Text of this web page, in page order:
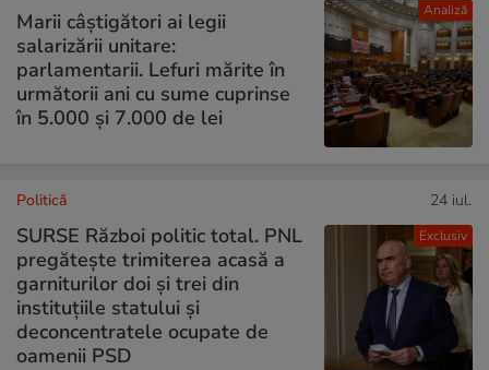
Analiză
Marii câștigători ai legii
salarizării unitare:
parlamentarii. Lefuri mărite în
următorii ani cu sume cuprinse
în 5.000 și 7.000 de lei
Exclusiv
Politică 24 iul.
SURSE Război politic total. PNL
pregătește trimiterea acasă a
garniturilor doi și trei din
instituțiile statului și
deconcentratele ocupate de
oamenii PSD